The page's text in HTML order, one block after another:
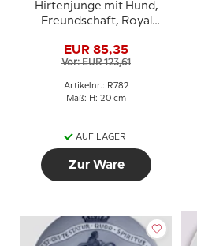
Hirtenjunge mit Hund,
Freundschaft, Royal
782
EUR 85,35
Vor: EUR 123,61
Artikelnr.: R782
Maß: H: 20 cm
AUF LAGER
Zur Ware